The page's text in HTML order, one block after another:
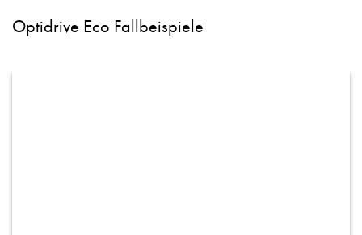
Optidrive Eco Fallbeispiele